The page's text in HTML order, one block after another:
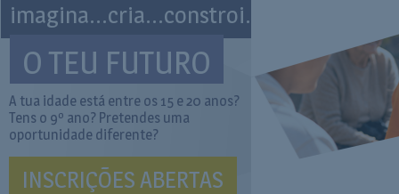
imagina...cria...constroi...
O TEU FUTURO
A tua idade está entre os 15 e 20 anos?
Tens o 9º ano? Pretendes uma
oportunidade diferente?
INSCRIÇÕES ABERTAS